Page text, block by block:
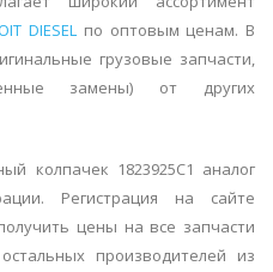
DIESEL по оптовым ценам. В
грузовые запчасти,
замены) от других
колпачек 1823925С1 аналог
Регистрация на сайте
цены на все запчасти
производителей из